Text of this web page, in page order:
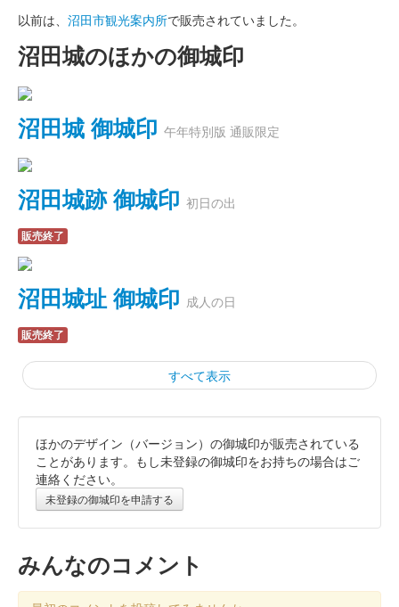
以前は、 沼田市観光案内所で販売されていました。
沼田城のほかの御城印
沼田城 御城印 午年特別版 通販限定
沼田城跡 御城印 初日の出
販売終了
沼田城址 御城印 成人の日
販売終了
すべて表示
霞城（沼田城）御城印 旧暦（睦月）2026年版
販売終了
沼田城跡 御城印 昭和百年 十二月版
販売終了
ほかのデザイン（バージョン）の御城印が販売されている
ことがあります。もし未登録の御城印をお持ちの場合はご
連絡ください。
未登録の御城印を申請する
みんなのコメント